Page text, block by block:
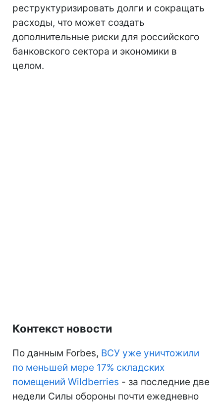
реструктуризировать долги и сокращать
расходы, что может создать
дополнительные риски для российского
банковского сектора и экономики в
целом.
Контекст новости
По данным Forbes, ВСУ уже уничтожили
по меньшей мере 17% складских
помещений Wildberries - за последние две
недели Силы обороны почти ежедневно